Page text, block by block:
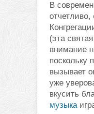
В
(эта
внимание
поскольку
вызывает
уже
вкусить
музыка